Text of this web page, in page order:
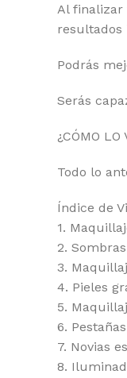
Al finalizar
resultados
Podrás
Serás
¿CÓMO LO
Todo lo
Índice de
1.
2.
3.
4. Pieles
5.
6.
7. Novias
8.